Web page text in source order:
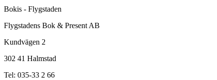
Bokis - Flygstaden
Flygstadens Bok & Present AB
Kundvägen 2
302 41 Halmstad
Tel: 035-33 2 66